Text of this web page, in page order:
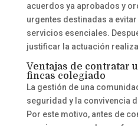
acuerdos ya aprobados y
urgentes destinadas a
servicios esenciales.
justificar la actuación
Ventajas de contratar
fincas colegiado
La gestión de una
seguridad y la convivencia
Por este motivo, antes de